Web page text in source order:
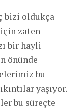
bizi oldukça
zaten
bir hayli
önünde
bu
yaşıyor.
bu süreçte